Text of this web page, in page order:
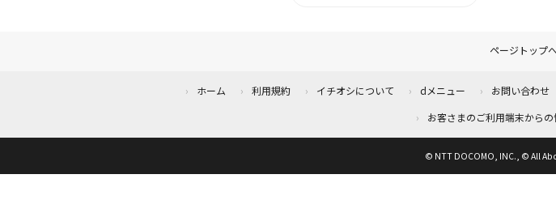
ページトップ
ホーム 利用規約 イチオシについて dメニュー お問い合わせ
お客さまのご利用端末から
© NTT DOCOMO, INC., © All